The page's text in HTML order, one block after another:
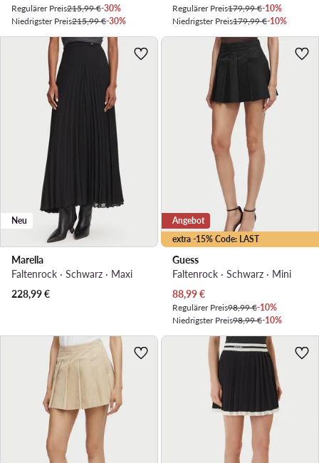
Regulärer Preis215,99 €-30%
Niedrigster Preis215,99 €-30%
Regulärer Preis179,99 €-10%
Niedrigster Preis179,99 €-10%
Neu
Marella
Faltenrock · Schwarz · Maxi
228,99€
extra -15% Code: LAST
Angebot
Guess
Faltenrock · Schwarz · Mini
Aktueller Preis
88,99€
Regulärer Preis98,99 €-10%
Niedrigster Preis98,99 €-10%